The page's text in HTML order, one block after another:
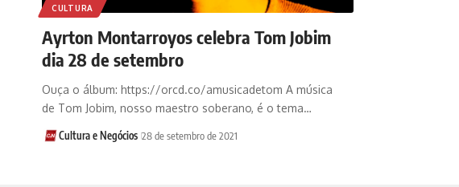
CULTURA
Ayrton Montarroyos celebra Tom Jobim
dia 28 de setembro
Ouça o álbum: https://orcd.co/amusicadetom A música
de Tom Jobim, nosso maestro soberano, é o tema…
Cultura e Negócios 28 de setembro de 2021